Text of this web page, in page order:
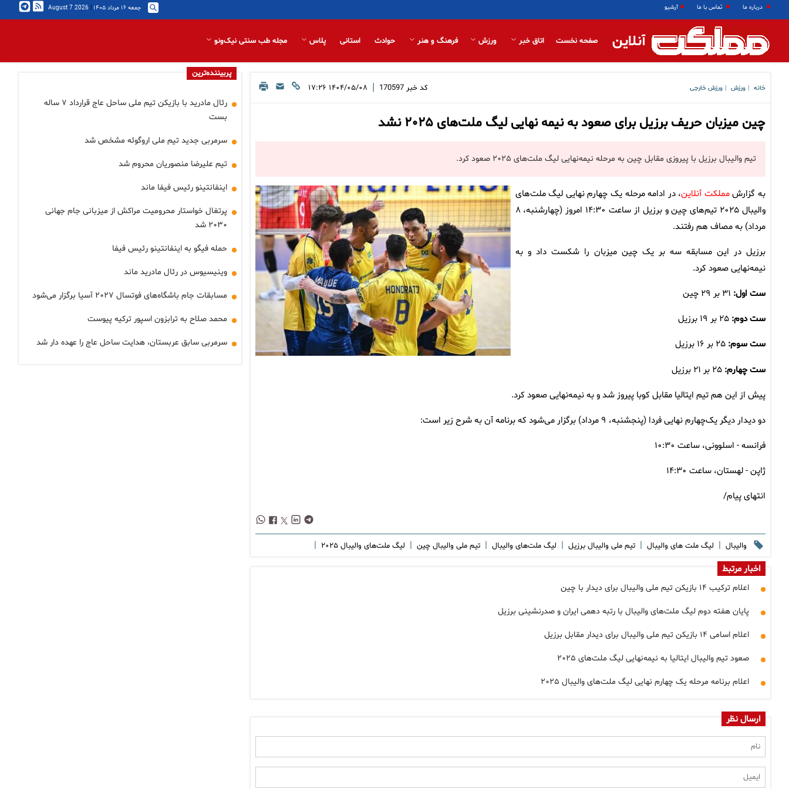
درباره ما تماس با ما آرشیو جمعه ۱۶ مرداد ۱۴۰۵ |
2026 August 7
آنلاین صفحه نخست اتاق خبر ورزش فرهنگ و هنر حوادث استانی پلاس مجله طب سنتی نیک‌ونو
خانه ورزش ورزش خارجی کد خبر 170597
| ۱۴۰۴/۰۵/۰۸ ۱۷:۲۶
چین میزبان حریف برزیل برای صعود به نیمه نهایی لیگ ملت‌های ۲۰۲۵ نشد
تیم والیبال برزیل با پیروزی مقابل چین به مرحله نیمه‌نهایی لیگ ملت‌های ۲۰۲۵ صعود کرد.
به گزارشمملکت آنلاین، در ادامه مرحله یک چهارم نهایی لیگ ملت‌های
والیبال ۲۰۲۵ تیم‌های چین و برزیل از ساعت ۱۴:۳۰ امروز (چهارشنبه، ۸
مرداد) به مصاف هم رفتند.
برزیل در این مسابقه سه بر یک چین میزبان را شکست داد و به
نیمه‌نهایی صعود کرد.
ست اول: ۳۱ بر ۲۹ چین
ست دوم:
ست سوم:
ست چهارم:
پیش از این هم تیم ایتالیا مقابل کوبا پیروز شد و به نیمه‌نهایی صعود کرد.
دو دیدار دیگر یک‌چهارم نهایی فردا (پنجشنبه، ۹ مرداد) برگزار می‌شود که برنامه آن به شرح زیر است:
فرانسه - اسلوونی، ساعت ۱۰:۳۰
ژاپن - لهستان، ساعت ۱۴:۳۰
انتهای پیام/
والیبال | لیگ ملت های والیبال | تیم ملی والیبال برزیل | لیگ ملت‌های والیبال | تیم ملی والیبال چین | لیگ ملت‌های والیبال ۲۰۲۵ |
اخبار مرتبط
اعلام ترکیب ۱۴ بازیکن تیم ملی والیبال برای دیدار با چین
پایان هفته دوم لیگ ملت‌های والیبال با رتبه دهمی ایران و صدرنشینی برزیل
اعلام اسامی ۱۴ بازیکن تیم ملی والیبال برای دیدار مقابل برزیل
صعود تیم والیبال ایتالیا به نیمه‌نهایی لیگ ملت‌های ۲۰۲۵
اعلام برنامه مرحله یک چهارم نهایی لیگ ملت‌های والیبال ۲۰۲۵
ارسال نظر
پربیننده‌ترین
رئال مادرید با بازیکن تیم ملی ساحل عاج قرارداد ۷ ساله
بست
سرمربی جدید تیم ملی اروگوئه مشخص شد
تیم علیرضا منصوریان محروم شد
اینفانتینو رئیس فیفا ماند
پرتغال خواستار محرومیت مراکش از میزبانی جام جهانی
۲۰۳۰ شد
حمله فیگو به اینفانتینو رئیس فیفا
وینیسیوس در رئال مادرید ماند
مسابقات جام باشگاه‌های فوتسال ۲۰۲۷ آسیا برگزار می‌شود
محمد صلاح به ترابزون اسپور ترکیه پیوست
سرمربی سابق عربستان، هدایت ساحل عاج را عهده دار شد